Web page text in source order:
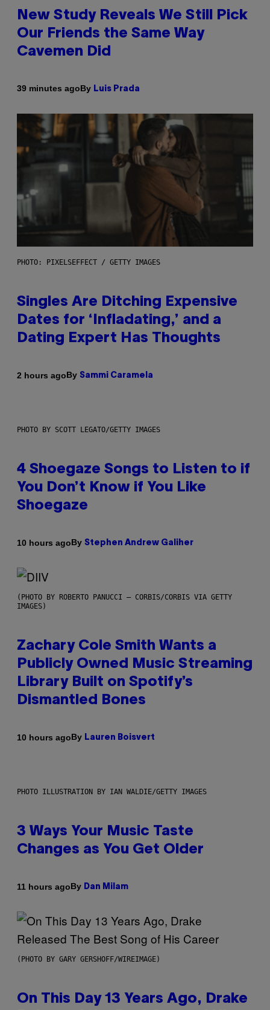
New Study Reveals We Still Pick
Our Friends the Same Way
Cavemen Did
39 minutes agoBy Luis Prada
PHOTO: PIXELSEFFECT / GETTY IMAGES
Singles Are Ditching Expensive
Dates for ‘Infladating,’ and a
Dating Expert Has Thoughts
2 hours agoBy Sammi Caramela
PHOTO BY SCOTT LEGATO/GETTY IMAGES
4 Shoegaze Songs to Listen to if
You Don’t Know if You Like
Shoegaze
10 hours agoBy Stephen Andrew Galiher
(PHOTO BY ROBERTO PANUCCI – CORBIS/CORBIS VIA GETTY
IMAGES)
Zachary Cole Smith Wants a
Publicly Owned Music Streaming
Library Built on Spotify’s
Dismantled Bones
10 hours agoBy Lauren Boisvert
PHOTO ILLUSTRATION BY IAN WALDIE/GETTY IMAGES
3 Ways Your Music Taste
Changes as You Get Older
11 hours agoBy Dan Milam
(PHOTO BY GARY GERSHOFF/WIREIMAGE)
On This Day 13 Years Ago, Drake